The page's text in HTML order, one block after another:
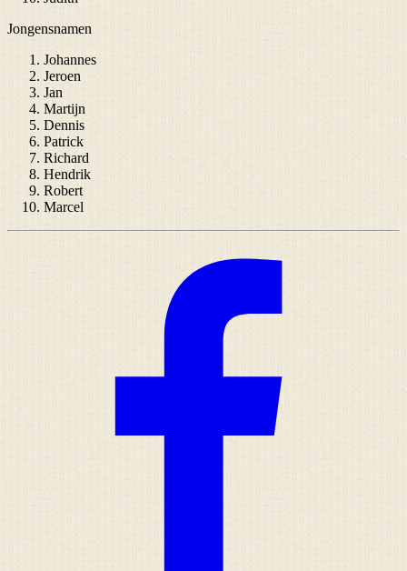
Jongensnamen
Johannes
Jeroen
Jan
Martijn
Dennis
Patrick
Richard
Hendrik
Robert
Marcel